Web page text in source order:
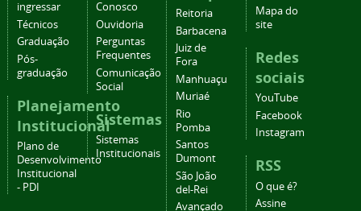
ingressar
Técnicos
Graduação
Pós-
graduação
Planejamento
Institucional
Plano de
Desenvolvimento
Institucional
- PDI
Conosco
Ouvidoria
Perguntas
Frequentes
Comunicação
Social
Sistemas
Sistemas
Institucionais
Reitoria
Barbacena
Juiz de
Fora
Manhuaçu
Muriaé
Rio
Pomba
Santos
Dumont
São João
del-Rei
Avançado
Mapa do
site
Redes
sociais
YouTube
Facebook
Instagram
RSS
O que é?
Assine